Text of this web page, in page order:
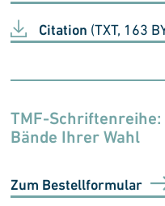
Citation (TXT, 163
TMF-
Bände Ihrer Wahl
Zum Bestellformular